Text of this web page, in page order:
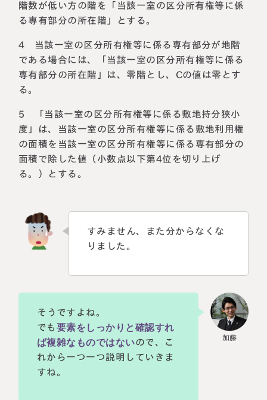
階数が低い方の階を「当該一室の区分所有権等に係
る専有部分の所在階」とする。
4 当該一室の区分所有権等に係る専有部分が地階
である場合には、「当該一室の区分所有権等に係る
専有部分の所在階」は、零階とし、Cの値は零とす
る。
5 「当該一室の区分所有権等に係る敷地持分狭小
度」は、当該一室の区分所有権等に係る敷地利用権
の面積を当該一室の区分所有権等に係る専有部分の
面積で除した値（小数点以下第4位を切り上げ
る。）とする。
すみません、また分からなくな
りました。
そうですよね。
でも要素をしっかりと確認すれ
ば複雑なものではないので、こ
れから一つ一つ説明していきま
すね。